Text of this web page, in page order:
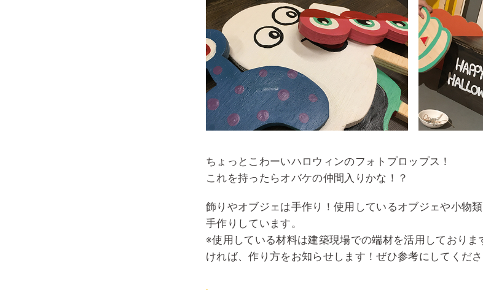
ちょっとこわーいハロウィンのフォトプロップス！
これを持ったらオバケの仲間入りかな！？
飾りやオブジェは手作り！使用しているオブジェや小物
手作りしています。
※使用している材料は建築現場での端材を活用しており
ければ、作り方をお知らせします！ぜひ参考にしてくださ